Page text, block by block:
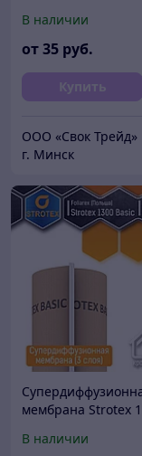
В наличии
от35 руб.
Купить
ООО «Свок Трейд»
г. Минск
мембрана Strotex
Польша)
В наличии